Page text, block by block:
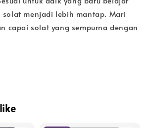
menjadi lebih mantap. Mari
capai solat yang sempurna dengan